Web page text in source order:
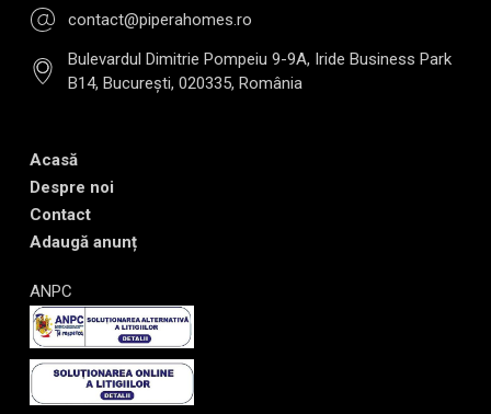
contact@piperahomes.ro
Bulevardul Dimitrie Pompeiu 9-9A, Iride Business Park
B14, București, 020335, România
Acasă
Despre noi
Contact
Adaugă anunț
ANPC